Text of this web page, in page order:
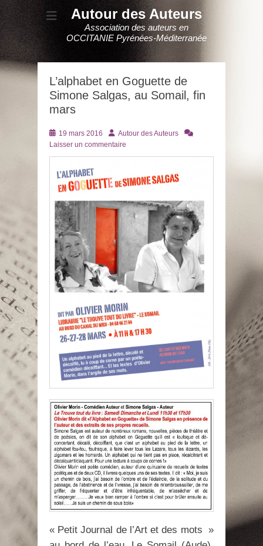
Autour des Auteurs
Association des auteurs en
OCCITANIE Pyrénées-Méditerranée
L’alphabet en Goguette de
Simone Salgas, au Somail, fin
mars
Posté
le
19 mars 2016 AuteurAutour des Auteurs
Laisser un commentaire
« Petit Journal de l’Art et des mots »